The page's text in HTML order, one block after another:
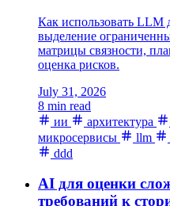
Как использовать LLM
выделение
матрицы связности,
оценка рисков.
July 31, 2026
8 min read
ии
архитектура
микросервисы
llm
ddd
AI для оценки
требований к